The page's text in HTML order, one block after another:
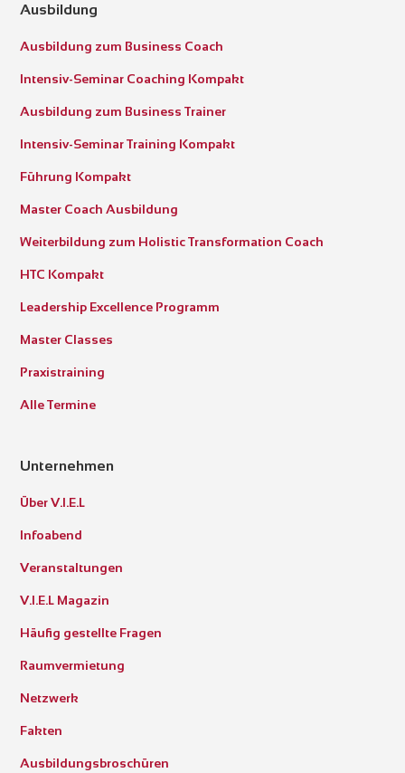
Ausbildung
Ausbildung zum Business Coach
Intensiv-Seminar Coaching Kompakt
Ausbildung zum Business Trainer
Intensiv-Seminar Training Kompakt
Führung Kompakt
Master Coach Ausbildung
Weiterbildung zum Holistic Transformation Coach
HTC Kompakt
Leadership Excellence Programm
Master Classes
Praxistraining
Alle Termine
Unternehmen
Über V.I.E.L
Infoabend
Veranstaltungen
V.I.E.L Magazin
Häufig gestellte Fragen
Raumvermietung
Netzwerk
Fakten
Ausbildungsbroschüren